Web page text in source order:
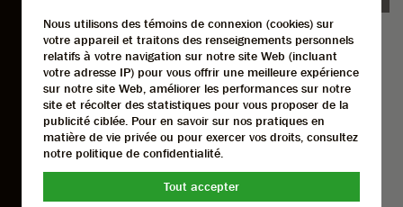
Nous utilisons des témoins de connexion (cookies) sur
votre appareil et traitons des renseignements personnels
relatifs à votre navigation sur notre site Web (incluant
votre adresse IP) pour vous offrir une meilleure expérience
sur notre site Web, améliorer les performances sur notre
site et récolter des statistiques pour vous proposer de la
publicité ciblée. Pour en savoir sur nos pratiques en
matière de vie privée ou pour exercer vos droits, consultez
notre politique de confidentialité.
Tout accepter